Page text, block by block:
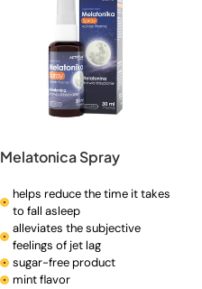
Melatonica Spray
helps reduce the time it takes
to fall asleep
alleviates the subjective
feelings of jet lag
sugar-free product
mint flavor